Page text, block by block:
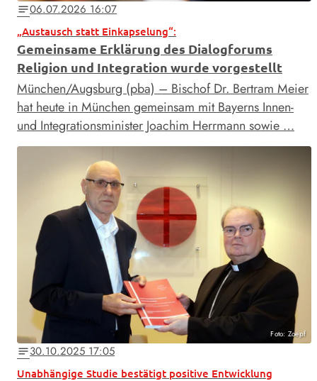
notes06.07.2026 16:07
„Austausch statt Einkapselung“:
Gemeinsame Erklärung des Dialogforums
Religion und Integration wurde vorgestellt
München/Augsburg (pba) – Bischof Dr. Bertram Meier
hat heute in München gemeinsam mit Bayerns Innen-
und Integrationsminister Joachim Herrmann sowie …
Foto: Zoepf
notes30.10.2025 17:05
Unabhängige Studie bestätigt positive Entwicklung